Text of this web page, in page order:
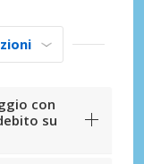
con
su